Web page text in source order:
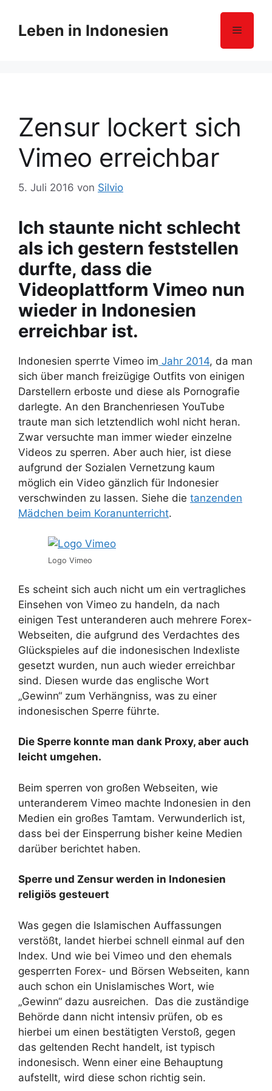
Leben in Indonesien Menü
Zensur lockert sich
Vimeo erreichbar
5. Juli 2016 von Silvio
Ich staunte nicht schlecht
als ich gestern feststellen
durfte, dass die
Videoplattform Vimeo nun
wieder in Indonesien
erreichbar ist.
Indonesien sperrte Vimeo im Jahr 2014, da man
sich über manch freizügige Outfits von einigen
Darstellern erboste und diese als Pornografie
darlegte. An den Branchenriesen YouTube
traute man sich letztendlich wohl nicht heran.
Zwar versuchte man immer wieder einzelne
Videos zu sperren. Aber auch hier, ist diese
aufgrund der Sozialen Vernetzung kaum
möglich ein Video gänzlich für Indonesier
verschwinden zu lassen. Siehe die tanzenden
Mädchen beim Koranunterricht.
Logo Vimeo
Es scheint sich auch nicht um ein vertragliches
Einsehen von Vimeo zu handeln, da nach
einigen Test unteranderen auch mehrere Forex-
Webseiten, die aufgrund des Verdachtes des
Glückspieles auf die indonesischen Indexliste
gesetzt wurden, nun auch wieder erreichbar
sind. Diesen wurde das englische Wort
„Gewinn“ zum Verhängniss, was zu einer
indonesischen Sperre führte.
Die Sperre konnte man dank Proxy, aber auch
leicht umgehen.
Beim sperren von großen Webseiten, wie
unteranderem Vimeo machte Indonesien in den
Medien ein großes Tamtam. Verwunderlich ist,
dass bei der Einsperrung bisher keine Medien
darüber berichtet haben.
Sperre und Zensur werden in Indonesien
religiös gesteuert
Was gegen die Islamischen Auffassungen
verstößt, landet hierbei schnell einmal auf den
Index. Und wie bei Vimeo und den ehemals
gesperrten Forex- und Börsen Webseiten, kann
auch schon ein Unislamisches Wort, wie
„Gewinn“ dazu ausreichen. Das die zuständige
Behörde dann nicht intensiv prüfen, ob es
hierbei um einen bestätigten Verstoß, gegen
das geltenden Recht handelt, ist typisch
indonesisch. Wenn einer eine Behauptung
aufstellt, wird diese schon richtig sein.